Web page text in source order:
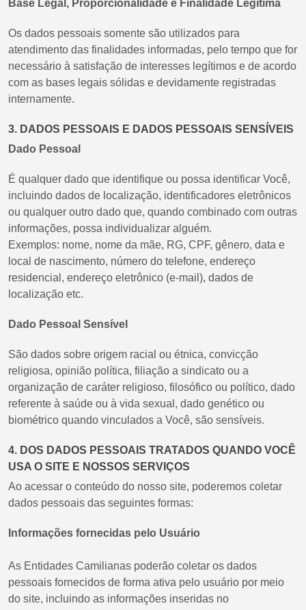
Base Legal, Proporcionalidade e Finalidade Legítima
Os dados pessoais somente são utilizados para
atendimento das finalidades informadas, pelo tempo que for
necessário à satisfação de interesses legítimos e de acordo
com as bases legais sólidas e devidamente registradas
internamente.
3. DADOS PESSOAIS E DADOS PESSOAIS SENSÍVEIS
Dado Pessoal
É qualquer dado que identifique ou possa identificar Você,
incluindo dados de localização, identificadores eletrônicos
ou qualquer outro dado que, quando combinado com outras
informações, possa individualizar alguém.
Exemplos: nome, nome da mãe, RG, CPF, gênero, data e
local de nascimento, número do telefone, endereço
residencial, endereço eletrônico (e-mail), dados de
localização etc.
Dado Pessoal Sensível
São dados sobre origem racial ou étnica, convicção
religiosa, opinião política, filiação a sindicato ou a
organização de caráter religioso, filosófico ou político, dado
referente à saúde ou à vida sexual, dado genético ou
biométrico quando vinculados a Você, são sensíveis.
4. DOS DADOS PESSOAIS TRATADOS QUANDO VOCÊ
USA O SITE E NOSSOS SERVIÇOS
Ao acessar o conteúdo do nosso site, poderemos coletar
dados pessoais das seguintes formas:
Informações fornecidas pelo Usuário
As Entidades Camilianas poderão coletar os dados
pessoais fornecidos de forma ativa pelo usuário por meio
do site, incluindo as informações inseridas no